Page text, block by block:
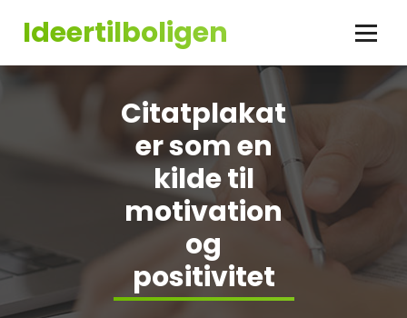
Ideertilboligen
Citatplakat
er som en
kilde til
motivation
og
positivitet